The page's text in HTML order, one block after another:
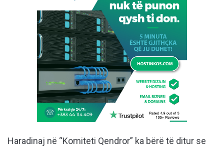
Haradinaj në “Komiteti Qendror” ka bërë të ditur se